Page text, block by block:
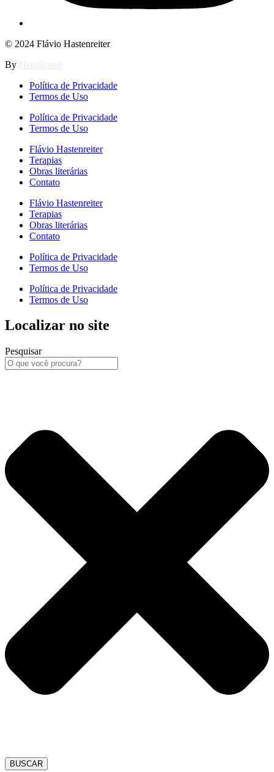
© 2024 Flávio Hastenreiter
By
Política de Privacidade
Termos de Uso
Política de Privacidade
Termos de Uso
Flávio Hastenreiter
Terapias
Obras literárias
Contato
Flávio Hastenreiter
Terapias
Obras literárias
Contato
Política de Privacidade
Termos de Uso
Política de Privacidade
Termos de Uso
Localizar no site
Pesquisar
BUSCAR